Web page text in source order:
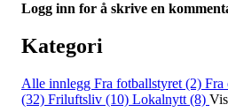
Logg inn for å skrive en
Kategori
Alle innlegg Fra fotballstyret (2) Fra
(32) Friluftsliv (10) Lokalnytt (8)